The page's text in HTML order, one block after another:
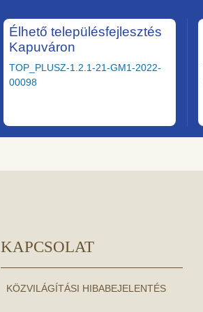
Élhető településfejlesztés
Kapuváron
TOP_PLUSZ-1.2.1-21-GM1-2022-
00098
KAPCSOLAT
KÖZVILÁGÍTÁSI HIBABEJELENTÉS